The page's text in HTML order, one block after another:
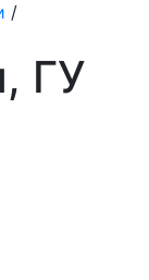
/
ГУ